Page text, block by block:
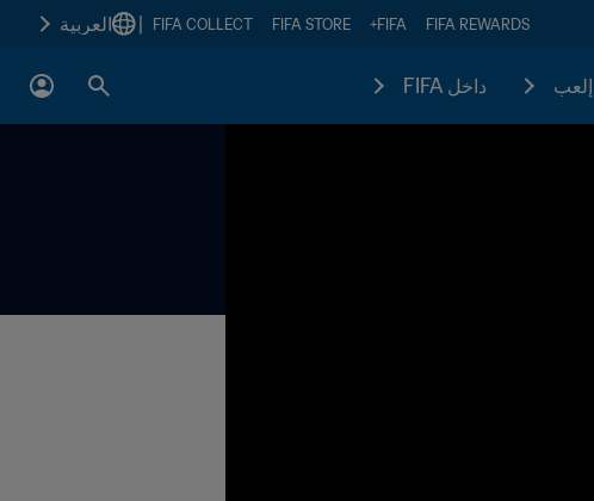
FIFA REWARDS
FIFA+
FIFA STORE
FIFA COLLECT العربية
إلعب داخل FIFA